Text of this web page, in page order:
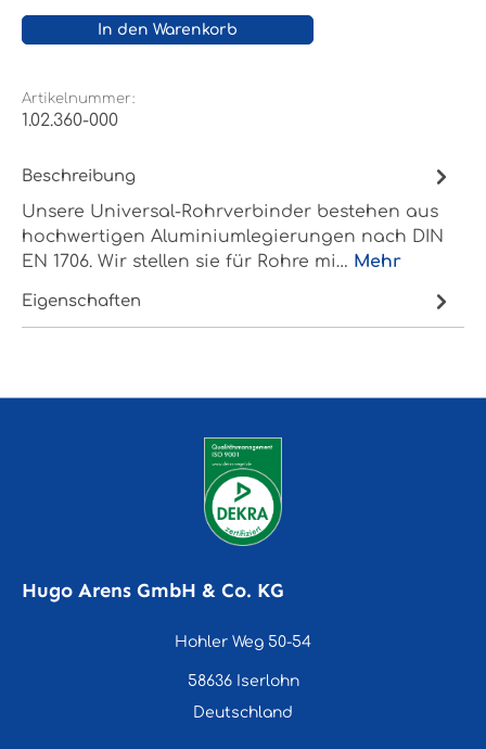
In den Warenkorb
Artikelnummer:
1.02.360-000
Beschreibung
Unsere Universal-Rohrverbinder bestehen aus
hochwertigen Aluminiumlegierungen nach DIN
EN 1706. Wir stellen sie für Rohre mi… Mehr
Eigenschaften
Hugo Arens GmbH & Co. KG
Hohler Weg 50-54
58636 Iserlohn
Deutschland